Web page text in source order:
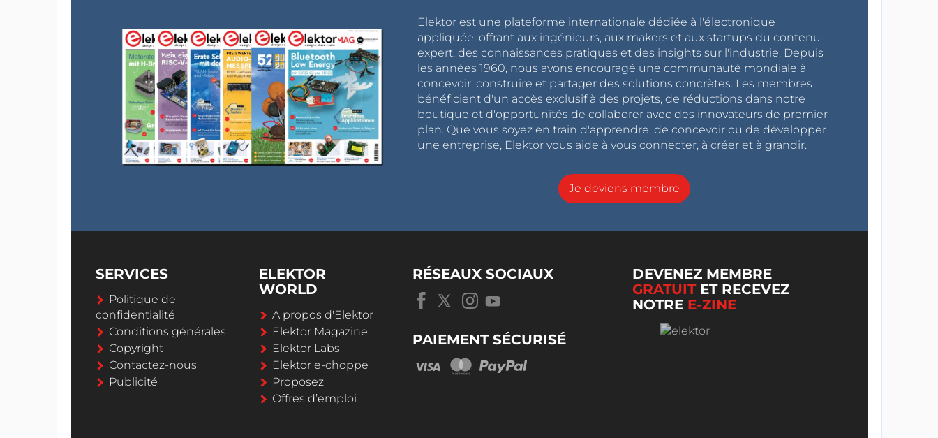
Elektor est une plateforme internationale dédiée à l'électronique
appliquée, offrant aux ingénieurs, aux makers et aux startups du contenu
expert, des connaissances pratiques et des insights sur l'industrie. Depuis
les années 1960, nous avons encouragé une communauté mondiale à
concevoir, construire et partager des solutions concrètes. Les membres
bénéficient d'un accès exclusif à des projets, de réductions dans notre
boutique et d'opportunités de collaborer avec des innovateurs de premier
plan. Que vous soyez en train d'apprendre, de concevoir ou de développer
une entreprise, Elektor vous aide à vous connecter, à créer et à grandir.
Je deviens membre
SERVICES
Politique de
confidentialité
Conditions générales
Copyright
Contactez-nous
Publicité
ELEKTOR
WORLD
A propos d'Elektor
Elektor Magazine
Elektor Labs
Elektor e-choppe
Proposez
Offres d’emploi
RÉSEAUX SOCIAUX
PAIEMENT SÉCURISÉ
DEVENEZ MEMBRE
GRATUITET RECEVEZ
NOTRE E-ZINE